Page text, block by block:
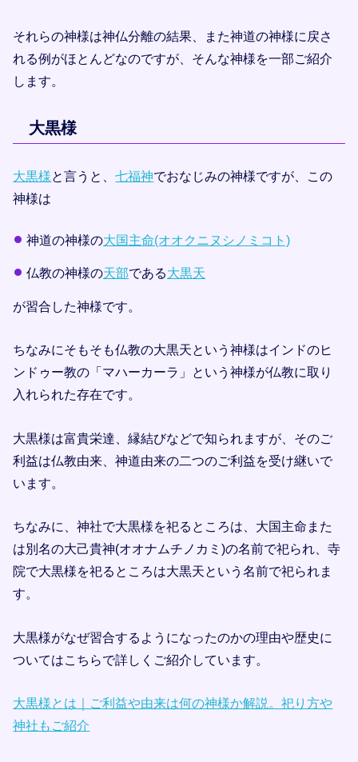
それらの神様は神仏分離の結果、また神道の神様に戻さ
れる例がほとんどなのですが、そんな神様を一部ご紹介
します。
大黒様
大黒様と言うと、七福神でおなじみの神様ですが、この
神様は
神道の神様の大国主命(オオクニヌシノミコト)
仏教の神様の天部である大黒天
が習合した神様です。
ちなみにそもそも仏教の大黒天という神様はインドのヒ
ンドゥー教の「マハーカーラ」という神様が仏教に取り
入れられた存在です。
大黒様は富貴栄達、縁結びなどで知られますが、そのご
利益は仏教由来、神道由来の二つのご利益を受け継いで
います。
ちなみに、神社で大黒様を祀るところは、大国主命また
は別名の大己貴神(オオナムチノカミ)の名前で祀られ、寺
院で大黒様を祀るところは大黒天という名前で祀られま
す。
大黒様がなぜ習合するようになったのかの理由や歴史に
ついてはこちらで詳しくご紹介しています。
大黒様とは｜ご利益や由来は何の神様か解説。祀り方や
神社もご紹介